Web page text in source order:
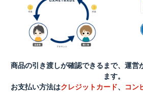
商品の引き渡しが確認できるまで、運営
ます。
お支払い方法はクレジットカード、 コン